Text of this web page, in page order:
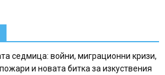
седмица: войни, миграционни кризи,
и новата битка за изкуствения